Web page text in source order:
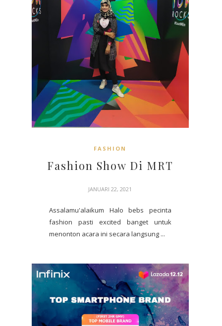
FASHION
Fashion Show Di MRT
JANUARI 22, 2021
Assalamu'alaikum Halo bebs pecinta
fashion pasti excited banget untuk
menonton acara ini secara langsung ...